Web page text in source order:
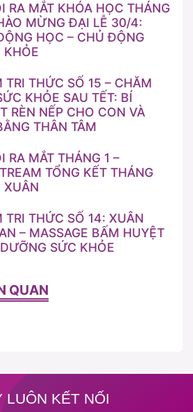
RA MẮT KHÓA HỌC THÁNG
MỪNG ĐẠI LỄ 30/4:
HỌC – CHỦ ĐỘNG
KHỎE
TRI THỨC SỐ 15 – CHĂM
KHỎE SAU TẾT: BÍ
RÈN NẾP CHO CON VÀ
THÂN TÂM
RA MẮT THÁNG 1 –
TỔNG KẾT THÁNG
XUÂN
TRI THỨC SỐ 14: XUÂN
– MASSAGE BẤM HUYỆT
SỨC KHỎE
QUAN
LUÔN KẾT NỐI